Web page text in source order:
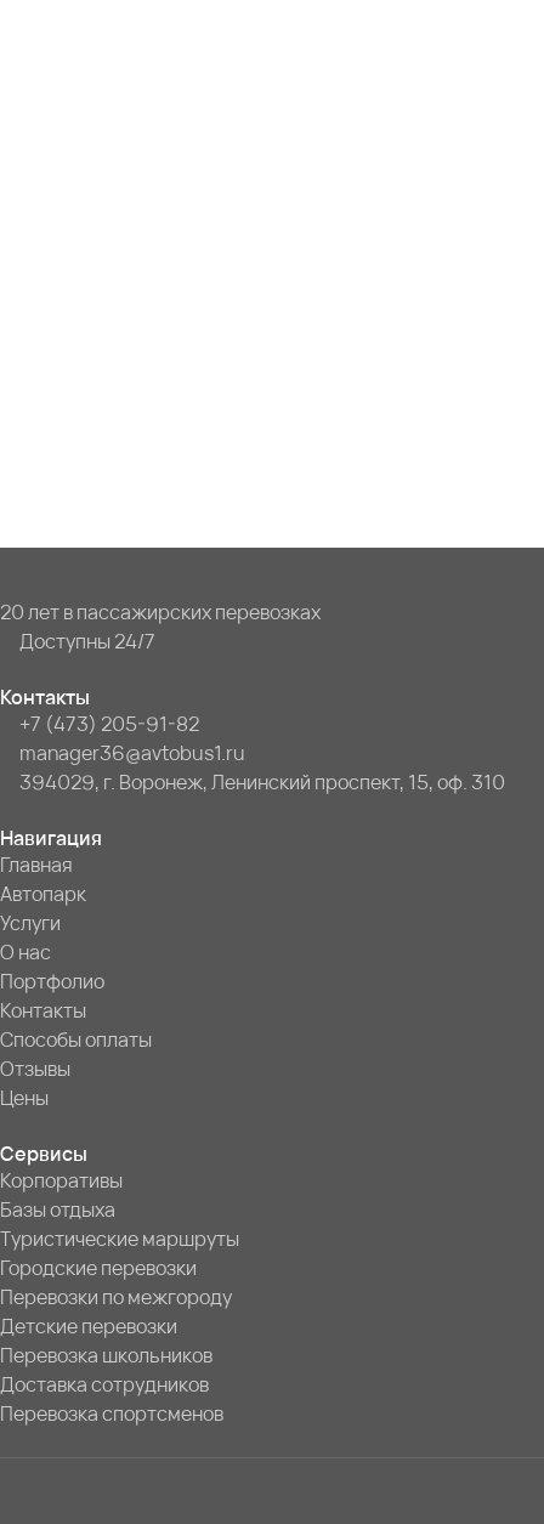
20 лет в пассажирских перевозках
Доступны 24/7
Контакты
+7 (473) 205-91-82
manager36@avtobus1.ru
394029, г. Воронеж, Ленинский проспект, 15, оф. 310
Навигация
Главная
Автопарк
Услуги
О нас
Портфолио
Контакты
Способы оплаты
Отзывы
Цены
Сервисы
Корпоративы
Базы отдыха
Туристические маршруты
Городские перевозки
Перевозки по межгороду
Детские перевозки
Перевозка школьников
Доставка сотрудников
Перевозка спортсменов